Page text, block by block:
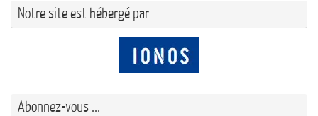
Notre site est hébergé par
Abonnez-vous ...